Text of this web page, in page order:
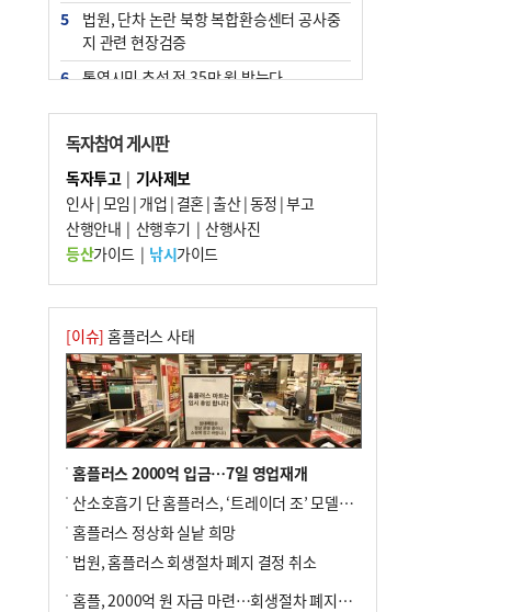
5
법원, 단차 논란 북항 복합환승센터 공사중
지 관련 현장검증
6
통영시민 추석 전 35만 원 받는다
7
지역 상권도 말라죽을 판이라…가뭄 속 밀
양물축제 강행 논란
8
부산 철강공장 50대 노동자 추락사
9
국힘 부산시당, ‘정이한 조력’ 시의원 윤리
위에…‘한동훈 지지’도 신고접수
10 탄소흡수력 높여 폭염 대응…부산 도시숲
지도 다시 그린다
독자참여 게시판
독자투고| 기사제보
인사|모임 | 개업 | 결혼|출산|동정 |부고
산행안내 | 산행후기 | 산행사진
등산가이드| 낚시가이드
[이슈] 홈플러스 사태
홈플러스 2000억 입금…7일 영업재개
산소호흡기 단 홈플러스, ‘트레이더 조’ 모델로 살아날까
홈플러스 정상화 실낱 희망
법원, 홈플러스 회생절차 폐지 결정 취소
홈플, 2000억 원 자금 마련…회생절차 폐지에 즉시항고(종합)